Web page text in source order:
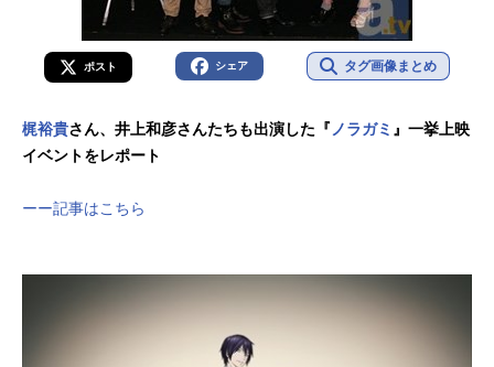
ポスト シェア タグ画像まとめ
梶裕貴さん、井上和彦さんたちも出演した『 ノラガミ 』一挙上映
イベントをレポート
ーー記事はこちら